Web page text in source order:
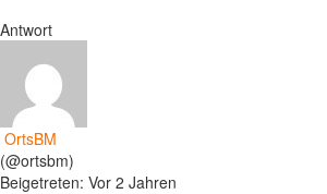
Antwort
OrtsBM
(@ortsbm)
Beigetreten: Vor 2 Jahren